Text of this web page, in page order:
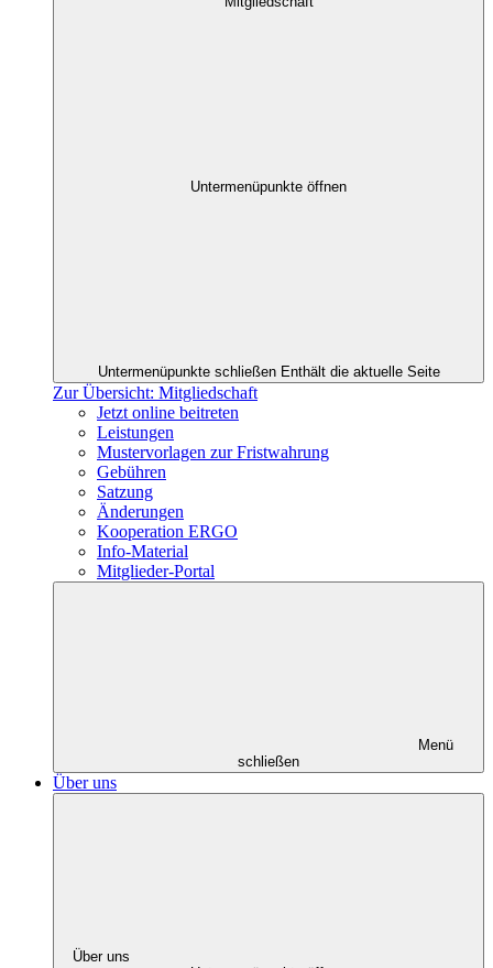
Untermenüpunkte öffnen
Untermenüpunkte schließen Enthält die aktuelle Seite
Zur Übersicht: Mitgliedschaft
Jetzt online beitreten
Leistungen
Mustervorlagen zur Fristwahrung
Gebühren
Satzung
Änderungen
Kooperation ERGO
Info-Material
Mitglieder-Portal
Menü
schließen
Über uns
Über uns